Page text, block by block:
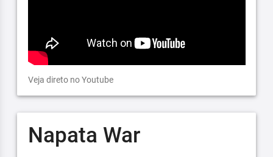
Veja direto no Youtube
Napata War